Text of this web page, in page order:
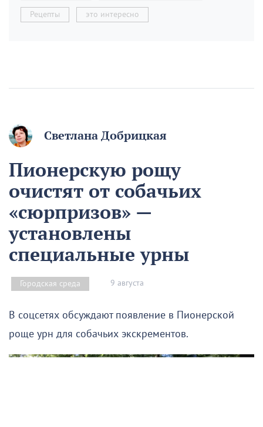
Рецепты это интересно
Светлана Добрицкая
Пионерскую рощу
очистят от собачьих
«сюрпризов» —
установлены
специальные урны
Городская среда 9 августа
В соцсетях обсуждают появление в Пионерской
роще урн для собачьих экскрементов.